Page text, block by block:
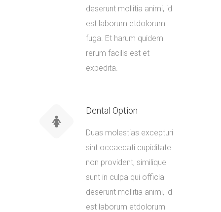
deserunt mollitia animi, id
est laborum etdolorum
fuga. Et harum quidem
rerum facilis est et
expedita.
Dental Option
Duas molestias excepturi
sint occaecati cupiditate
non provident, similique
sunt in culpa qui officia
deserunt mollitia animi, id
est laborum etdolorum